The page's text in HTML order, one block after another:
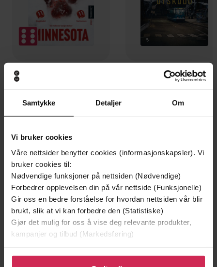
Samtykke Detaljer Om
Vi bruker cookies
Våre nettsider benytter cookies (informasjonskapsler). Vi
bruker cookies til:
Nødvendige funksjoner på nettsiden (Nødvendige)
Forbedrer opplevelsen din på vår nettside (Funksjonelle)
Gir oss en bedre forståelse for hvordan nettsiden vår blir
brukt, slik at vi kan forbedre den (Statistiske)
Gjør det mulig for oss å vise deg relevante produkter,
kampanjer og tilbud (Markedsføring)
Klikk på «Godta alle» for å gi oss ditt samtykke til å
Jo Nesbø
349,-
Jørn Lier Horst
Undertittel Diamonds, Murder and a Clash of Worlds in
the Amazon 'A MODERN CLASSIC OF
LITERARY NONFICTION' - JON LEE
ANDERSON
Forfattere Alex Cuadros(forfatter),Alex Cuadros
(innleser)